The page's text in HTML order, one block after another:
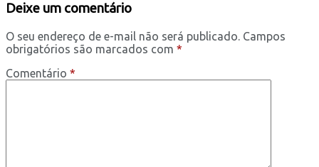
Deixe um comentário
O seu endereço de e-mail não será publicado. Campos
obrigatórios são marcados com *
Comentário *